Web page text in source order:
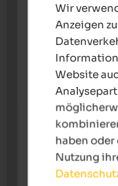
Wir
Anzeigen
Website
haben oder
Nutzung